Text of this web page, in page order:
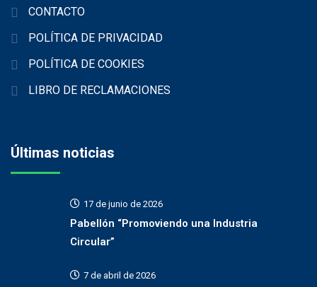
CONTACTO
POLÍTICA DE PRIVACIDAD
POLÍTICA DE COOKIES
LIBRO DE RECLAMACIONES
Últimas noticias
17 de junio de 2026
Pabellón “Promoviendo una Industria
Circular”
7 de abril de 2026